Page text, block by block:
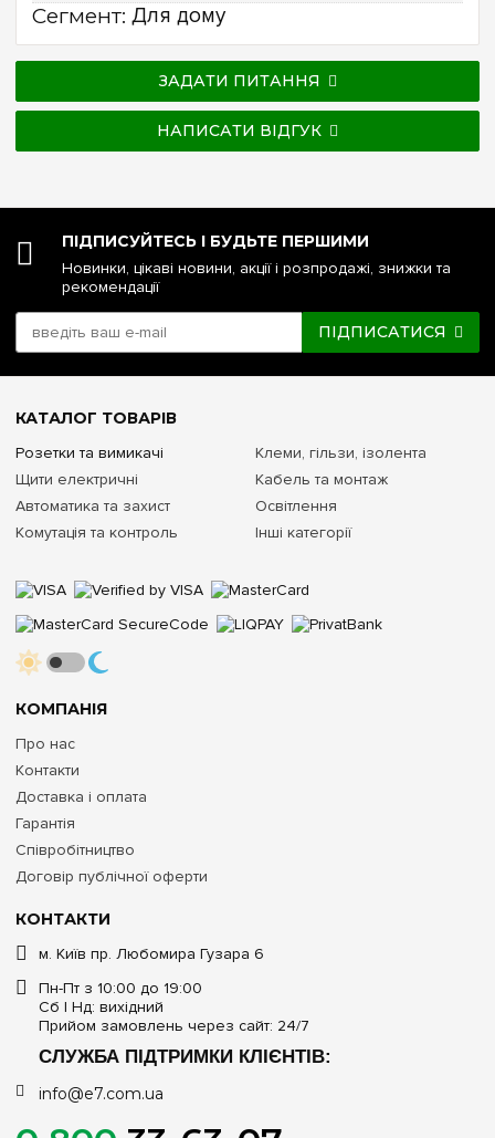
Сегмент: Для дому
ЗАДАТИ ПИТАННЯ
НАПИСАТИ ВІДГУК
ПІДПИСУЙТЕСЬ І БУДЬТЕ ПЕРШИМИ
Новинки, цікаві новини, акції і розпродажі, знижки та
рекомендації
ПІДПИСАТИСЯ
КОНТАКТИ
м. Київ пр. Любомира Гузара 6
Пн-Пт з 10:00 до 19:00
Сб | Нд: вихідний
Прийом замовлень через сайт: 24/7
СЛУЖБА ПІДТРИМКИ КЛІЄНТІВ:
info@e7.com.ua
КОМПАНІЯ
Про нас
Контакти
Доставка і оплата
Гарантія
Співробітництво
Договір публічної оферти
КАТАЛОГ ТОВАРІВ
Розетки та вимикачі
Щити електричні
Автоматика та захист
Комутація та контроль
Клеми, гільзи, ізолента
Кабель та монтаж
Освітлення
Інші категорії